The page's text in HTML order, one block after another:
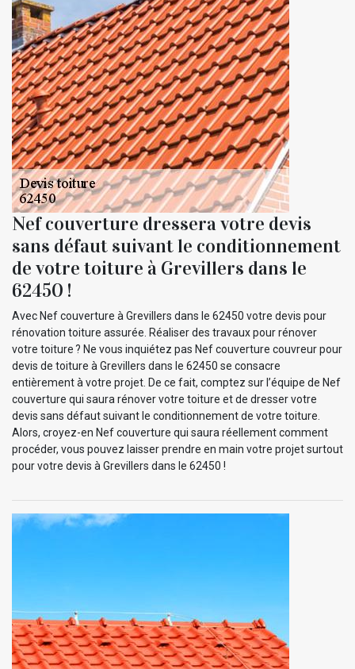
Nef couverture dressera votre devis
sans défaut suivant le conditionnement
de votre toiture à Grevillers dans le
62450 !
Avec Nef couverture à Grevillers dans le 62450 votre devis pour
rénovation toiture assurée. Réaliser des travaux pour rénover
votre toiture ? Ne vous inquiétez pas Nef couverture couvreur pour
devis de toiture à Grevillers dans le 62450 se consacre
entièrement à votre projet. De ce fait, comptez sur l’équipe de Nef
couverture qui saura rénover votre toiture et de dresser votre
devis sans défaut suivant le conditionnement de votre toiture.
Alors, croyez-en Nef couverture qui saura réellement comment
procéder, vous pouvez laisser prendre en main votre projet surtout
pour votre devis à Grevillers dans le 62450 !